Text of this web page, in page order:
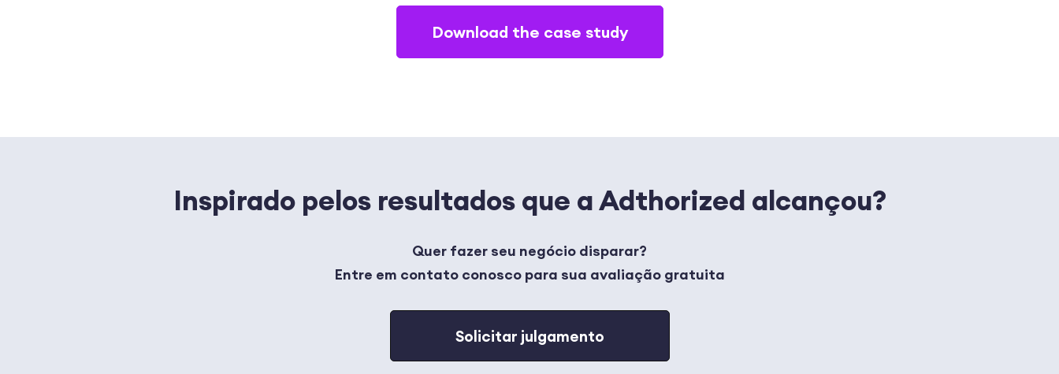
Download the case study
Inspirado pelos resultados que a Adthorized alcançou?
Quer fazer seu negócio disparar?
Entre em contato conosco para sua avaliação gratuita
Solicitar julgamento